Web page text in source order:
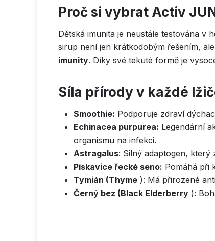
Proč si vybrat Activ
Dětská imunita je neustále testována v
sirup není jen krátkodobým řešením,
imunity. Díky své tekuté formě je
Síla přírody v každé
Smoothie: Podporuje zdraví
Echinacea purpurea: Legendární
organismu na infekci.
Astragalus: Silný adaptogen, který
Pískavice řecké seno: Pomáhá při
Tymián (Thyme ): Má přirozené
Černý bez (Black Elderberry ):